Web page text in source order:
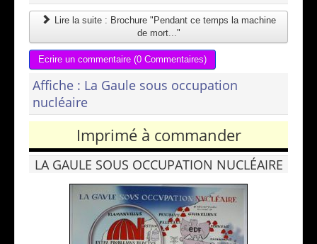
Lire la suite : Brochure "Pendant ce temps la machine
de mort..."
Ecrire un commentaire (0 Commentaires)
Affiche : La Gaule sous occupation
nucléaire
Imprimé à commander
LA GAULE SOUS OCCUPATION NUCLÉAIRE